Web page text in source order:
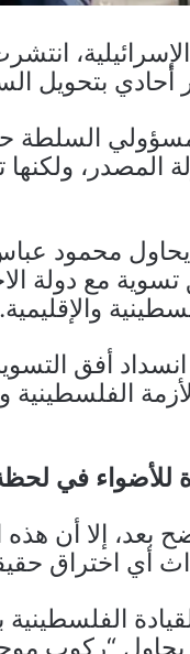
بتحويل
السلطة
المصدر،
محمود
مع دولة
والإقليمية.
أفق
الفلسطينية
للأضواء في
بعد، إلا
أي اختراق
“ركوب